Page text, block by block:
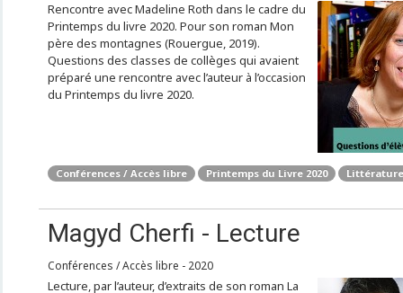
Rencontre avec Madeline Roth dans le cadre du
Printemps du livre 2020. Pour son roman Mon
père des montagnes (Rouergue, 2019).
Questions des classes de collèges qui avaient
préparé une rencontre avec l’auteur à l’occasion
du Printemps du livre 2020.
Conférences / Accès libre Printemps du Livre 2020
Magyd Cherfi - Lecture
Conférences / Accès libre - 2020
Lecture, par l’auteur, d’extraits de son roman La